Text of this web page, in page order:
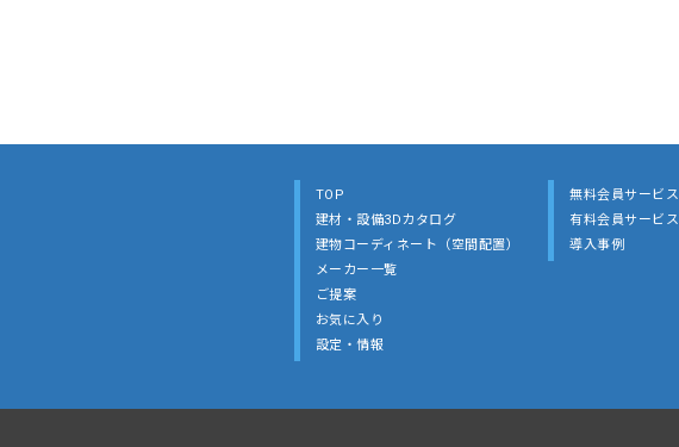
TOP
建材・設備3Dカタログ
建物コーディネート（空間配置）
メーカー一覧
ご提案
お気に入り
設定・情報
無料会員サービス
有料会員サービス
導入事例